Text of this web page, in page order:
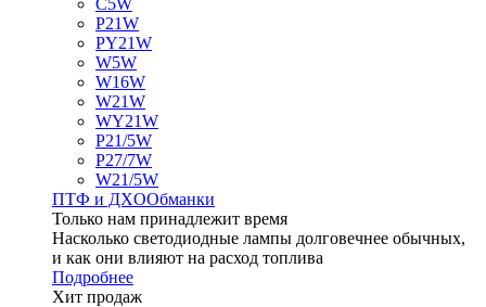
C5W
P21W
PY21W
W5W
W16W
W21W
WY21W
P21/5W
P27/7W
W21/5W
ПТФ и ДXООбманки
Только нам принадлежит время
Насколько светодиодные лампы долговечнее обычных,
и как они влияют на расход топлива
Подробнее
Хит продаж